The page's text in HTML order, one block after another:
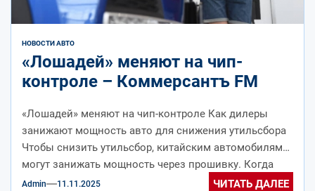
НОВОСТИ АВТО
«Лошадей» меняют на чип-
контроле – Коммерсантъ FM
«Лошадей» меняют на чип-контроле Как дилеры
занижают мощность авто для снижения утильсбора
Чтобы снизить утильсбор, китайским автомобилям
могут занижать мощность через прошивку. Когда
машина находится...
Admin 11.11.2025 ЧИТАТЬ ДАЛЕЕ